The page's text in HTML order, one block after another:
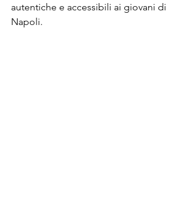
autentiche e accessibili ai giovani di
Napoli.